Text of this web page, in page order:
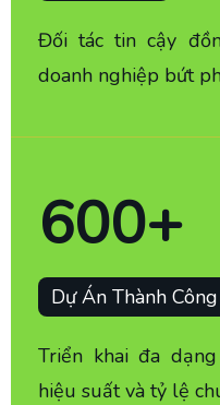
Đối tác tin cậy
doanh nghiệp bứt
600+
Dự Án Thành Công
Triển khai đa
hiệu suất và tỷ lệ